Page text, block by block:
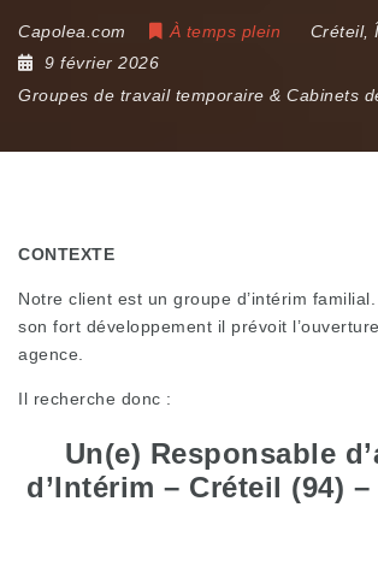
Capolea.com À temps plein Créteil,
9 février 2026
Groupes de travail temporaire & Cabinets
CONTEXTE
Notre client est un groupe d’intérim
son fort développement il prévoit
agence.
Il recherche donc :
Un(e) Responsable
d’Intérim – Créteil (94) –